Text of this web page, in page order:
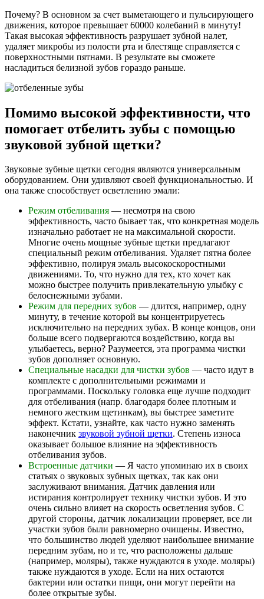
Почему? В основном за счет выметающего и пульсирующего
движения, которое превышает 60000 колебаний в минуту!
Такая высокая эффективность разрушает зубной налет,
удаляет микробы из полости рта и блестяще справляется с
поверхностными пятнами. В результате вы сможете
насладиться белизной зубов гораздо раньше.
Помимо высокой эффективности, что
помогает отбелить зубы с помощью
звуковой зубной щетки?
Звуковые зубные щетки сегодня являются универсальным
оборудованием. Они удивляют своей функциональностью. И
она также способствует осветлению эмали:
Режим отбеливания — несмотря на свою
эффективность, часто бывает так, что конкретная модель
изначально работает не на максимальной скорости.
Многие очень мощные зубные щетки предлагают
специальный режим отбеливания. Удаляет пятна более
эффективно, полируя эмаль высокоскоростными
движениями. То, что нужно для тех, кто хочет как
можно быстрее получить привлекательную улыбку с
белоснежными зубами.
Режим для передних зубов — длится, например, одну
минуту, в течение которой вы концентрируетесь
исключительно на передних зубах. В конце концов, они
больше всего подвергаются воздействию, когда вы
улыбаетесь, верно? Разумеется, эта программа чистки
зубов дополняет основную.
Специальные насадки для чистки зубов — часто идут в
комплекте с дополнительными режимами и
программами. Поскольку головка еще лучше подходит
для отбеливания (напр. благодаря более плотным и
немного жестким щетинкам), вы быстрее заметите
эффект. Кстати, узнайте, как часто нужно заменять
наконечник звуковой зубной щетки. Степень износа
оказывает большое влияние на эффективность
отбеливания зубов.
Встроенные датчики — Я часто упоминаю их в своих
статьях о звуковых зубных щетках, так как они
заслуживают внимания. Датчик давления или
истирания контролирует технику чистки зубов. И это
очень сильно влияет на скорость осветления зубов. С
другой стороны, датчик локализации проверяет, все ли
участки зубов были равномерно очищены. Известно,
что большинство людей уделяют наибольшее внимание
передним зубам, но и те, что расположены дальше
(например, моляры), также нуждаются в уходе. моляры)
также нуждаются в уходе. Если на них остаются
бактерии или остатки пищи, они могут перейти на
более открытые зубы.